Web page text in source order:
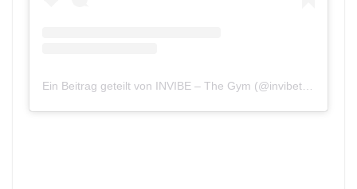
Ein Beitrag geteilt von INVIBE – The Gym (@invibethegym)